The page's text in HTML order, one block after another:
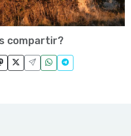
compartir?